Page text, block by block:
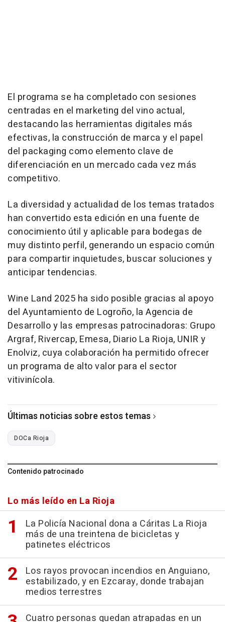
El programa se ha completado con sesiones
centradas en el marketing del vino actual,
destacando las herramientas digitales más
efectivas, la construcción de marca y el papel
del packaging como elemento clave de
diferenciación en un mercado cada vez más
competitivo.
La diversidad y actualidad de los temas tratados
han convertido esta edición en una fuente de
conocimiento útil y aplicable para bodegas de
muy distinto perfil, generando un espacio común
para compartir inquietudes, buscar soluciones y
anticipar tendencias.
Wine Land 2025 ha sido posible gracias al apoyo
del Ayuntamiento de Logroño, la Agencia de
Desarrollo y las empresas patrocinadoras: Grupo
Argraf, Rivercap, Emesa, Diario La Rioja, UNIR y
Enolviz, cuya colaboración ha permitido ofrecer
un programa de alto valor para el sector
vitivinícola.
Últimas noticias sobre estos temas
DOCa Rioja
Contenido patrocinado
Lo más leído en La Rioja
La Policía Nacional dona a Cáritas La Rioja
más de una treintena de bicicletas y
patinetes eléctricos
Los rayos provocan incendios en Anguiano,
estabilizado, y en Ezcaray, donde trabajan
medios terrestres
Cuatro personas quedan atrapadas en un